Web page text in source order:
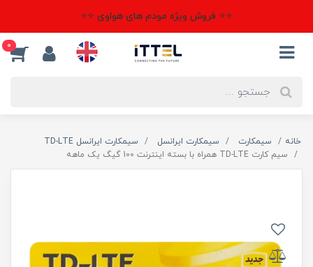
⭐⭐ فروش ویژه مودم های هواوی ⭐⭐
0
خانه سیمکارت سیمکارت ایرانسل
سیمکارت ایرانسل TD-LTE
سیم کارت TD-LTE همراه با بسته اینترنت 100 گیگ یک ماهه